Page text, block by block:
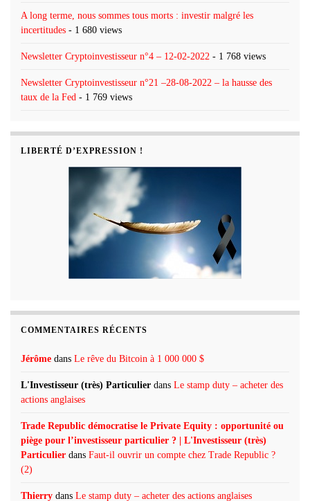
A long terme, nous sommes tous morts : investir malgré les
incertitudes - 1 680 views
Newsletter Cryptoinvestisseur n°4 – 12-02-2022 - 1 768 views
Newsletter Cryptoinvestisseur n°21 –28-08-2022 – la hausse des
taux de la Fed - 1 769 views
LIBERTÉ D’EXPRESSION !
COMMENTAIRES RÉCENTS
Jérôme dans Le rêve du Bitcoin à 1 000 000 $
L'Investisseur (très) Particulier dans Le stamp duty – acheter des
actions anglaises
Trade Republic démocratise le Private Equity : opportunité ou
piège pour l’investisseur particulier ? | L'Investisseur (très)
Particulier dans Faut-il ouvrir un compte chez Trade Republic ?
(2)
Thierry dans Le stamp duty – acheter des actions anglaises